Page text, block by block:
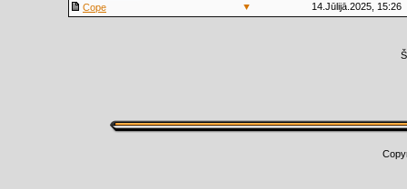
Cope
▼ 14.Jūlijā.2025, 15:26